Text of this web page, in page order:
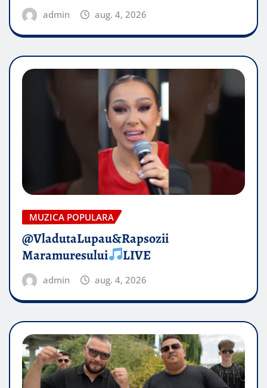
admin aug. 4, 2026
MUZICA POPULARA
@VladutaLupau&Rapsozii
Maramuresului
LIVE
admin aug. 4, 2026